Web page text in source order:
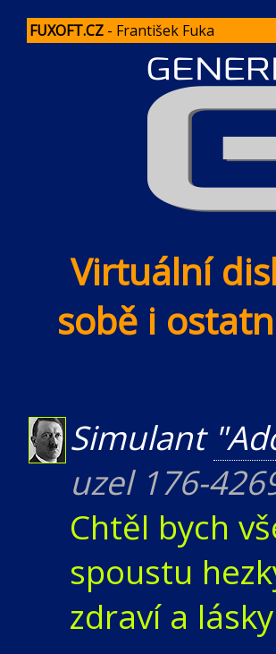
FUXOFT.CZ- František Fuka
Virtuální
sobě i
Simulant
uzel 176-
Chtěl bych
spoustu
zdraví a